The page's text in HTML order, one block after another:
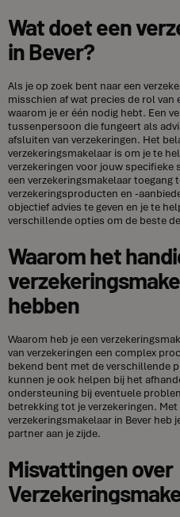
Wat doet een
in Bever?
Als je op zoek bent naar een
misschien af wat precies de rol van
waarom je er één nodig hebt. Een
tussenpersoon die fungeert als
afsluiten van verzekeringen. Het
verzekeringsmakelaar is om je te
verzekeringen voor jouw
een verzekeringsmakelaar toegang
verzekeringsproducten en -
objectief advies te geven en je te
verschillende opties om de beste
Waarom het
hebben
Waarom heb je een
van verzekeringen een complex
bekend bent met de verschillende
kunnen je ook helpen bij het
ondersteuning bij eventuele
betrekking tot je verzekeringen.
verzekeringsmakelaar in Bever
partner aan je zijde.
Misvattingen over